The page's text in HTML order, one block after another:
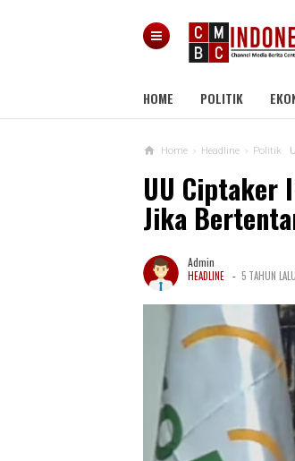
HOME POLITIK
Home › Headline › Politik
UU Ciptaker
Jika
Admin
HEADLINE - 5 TAHUN LALU